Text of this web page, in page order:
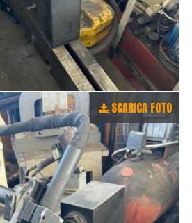
SCARICA FOTO